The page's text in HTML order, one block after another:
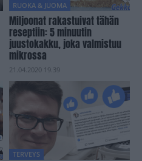
RUOKA & JUOMA
Miljoonat rakastuivat tähän
reseptiin: 5 minuutin
juustokakku, joka valmistuu
mikrossa
21.04.2020 19.39
TERVEYS